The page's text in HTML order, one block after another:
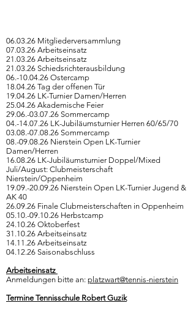
06.03.26 Mitgliederversammlung
07.03.26 Arbeitseinsatz
21.03.26 Arbeitseinsatz
21.03.26 Schiedsrichterausbildung
06.-10.04.26 Ostercamp
18.04.26 Tag der offenen Tür
19.04.26 LK-Turnier Damen/Herren
25.04.26 Akademische Feier
29.06.-03.07.26 Sommercamp
04.-14.07.26 LK-Jubiläumsturnier Herren 60/65/70
03.08.-07.08.26 Sommercamp
08.-09.08.26 Nierstein Open LK-Turnier
Damen/Herren
16.08.26 LK-Jubiläumsturnier Doppel/Mixed
Juli/August: Clubmeisterschaft
Nierstein/Oppenheim
19.09.-20.09.26 Nierstein Open LK-Turnier Jugend &
AK 40
26.09.26 Finale Clubmeisterschaften in Oppenheim
05.10.-09.10.26 Herbstcamp
24.10.26 Oktoberfest
31.10.26 Arbeitseinsatz
14.11.26 Arbeitseinsatz
04.12.26 Saisonabschluss
Arbeitseinsatz
Anmeldungen bitte an: platzwart@tennis-nierstein
Termine Tennisschule Robert Guzik